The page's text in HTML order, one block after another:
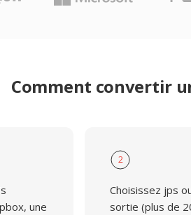
Comment convertir
une
2
Choisissez jps
sortie (plus de